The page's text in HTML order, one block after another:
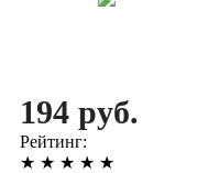
194 руб.
Рейтинг:
★ ★ ★ ★ ★